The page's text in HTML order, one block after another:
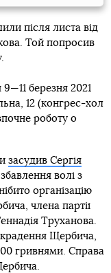
після листа від
Той попросив
9—11 березня 2021
12 (конгрес-хол
роботу о
засудив Сергія
волі з
організацію
члена партії
Труханова.
Щербича,
гривнями. Справа